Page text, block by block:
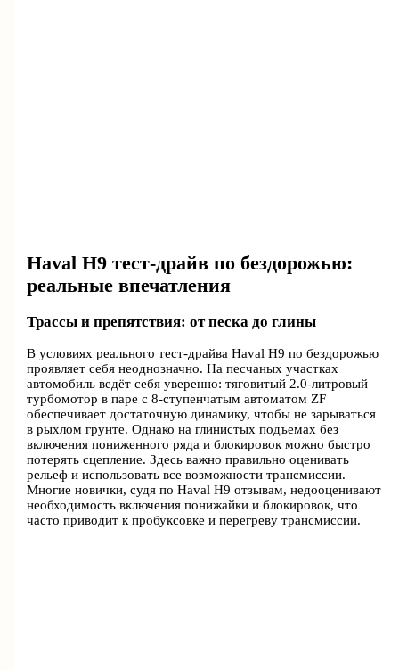
Haval H9 тест-драйв по бездорожью:
реальные впечатления
Трассы и препятствия: от песка до глины
В условиях реального тест-драйва Haval H9 по бездорожью
проявляет себя неоднозначно. На песчаных участках
автомобиль ведёт себя уверенно: тяговитый 2.0-литровый
турбомотор в паре с 8-ступенчатым автоматом ZF
обеспечивает достаточную динамику, чтобы не зарываться
в рыхлом грунте. Однако на глинистых подъемах без
включения пониженного ряда и блокировок можно быстро
потерять сцепление. Здесь важно правильно оценивать
рельеф и использовать все возможности трансмиссии.
Многие новички, судя по Haval H9 отзывам, недооценивают
необходимость включения понижайки и блокировок, что
часто приводит к пробуксовке и перегреву трансмиссии.